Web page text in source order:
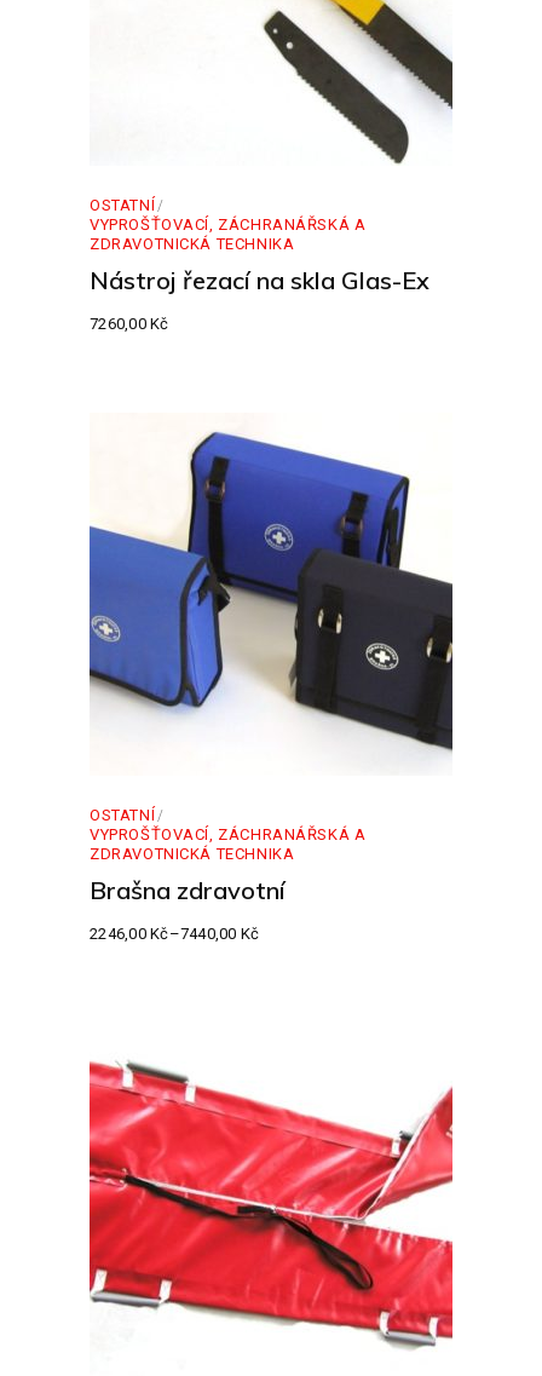
OSTATNÍ
VYPROŠŤOVACÍ, ZÁCHRANÁŘSKÁ A
ZDRAVOTNICKÁ TECHNIKA
Nástroj řezací na skla Glas-Ex
7260,00Kč
OSTATNÍ
VYPROŠŤOVACÍ, ZÁCHRANÁŘSKÁ A
ZDRAVOTNICKÁ TECHNIKA
Brašna zdravotní
2246,00Kč–7440,00 Kč
Rozpětí